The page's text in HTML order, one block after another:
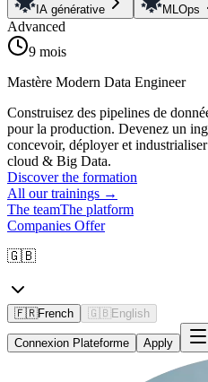
IA générative MLOps
Advanced
9 mois
Mastère Modern Data Engineer
Construisez des pipelines de
pour la production. Devenez un
concevoir, déployer et
cloud & Big Data.
Discover the formation
All our trainings →
The teamThe platform
Companies Offer
🇬🇧
🇫🇷French 🇬🇧 English
Connexion Plateforme Apply